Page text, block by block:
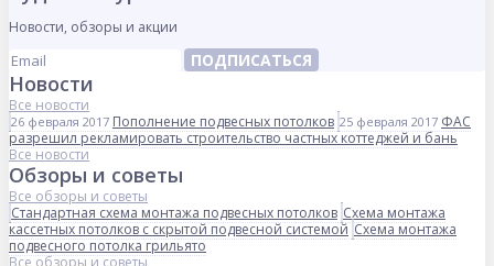
Новости, обзоры и акции
ПОДПИСАТЬСЯ
Новости
Все новости
26 февраля 2017 Пополнение подвесных потолков 25 февраля 2017 ФАС
разрешил рекламировать строительство частных коттеджей и бань
Все новости
Обзоры и советы
Все обзоры и советы
Стандартная схема монтажа подвесных потолков Схема монтажа
кассетных потолков с скрытой подвесной системой Схема монтажа
подвесного потолка грильято
Все обзоры и советы